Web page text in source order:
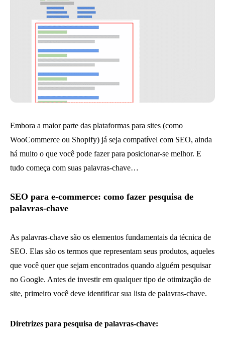
Embora a maior parte das plataformas para sites (como
WooCommerce ou Shopify) já seja compatível com SEO, ainda
há muito o que você pode fazer para posicionar-se melhor. E
tudo começa com suas palavras-chave…
SEO para e-commerce: como fazer pesquisa de
palavras-chave
As palavras-chave são os elementos fundamentais da técnica de
SEO. Elas são os termos que representam seus produtos, aqueles
que você quer que sejam encontrados quando alguém pesquisar
no Google. Antes de investir em qualquer tipo de otimização de
site, primeiro você deve identificar sua lista de palavras-chave.
Diretrizes para pesquisa de palavras-chave: